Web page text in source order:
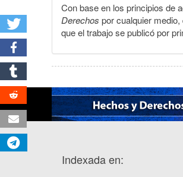
Con base en los principios de
Derechos por cualquier
que el trabajo se publicó por
Indexada en: